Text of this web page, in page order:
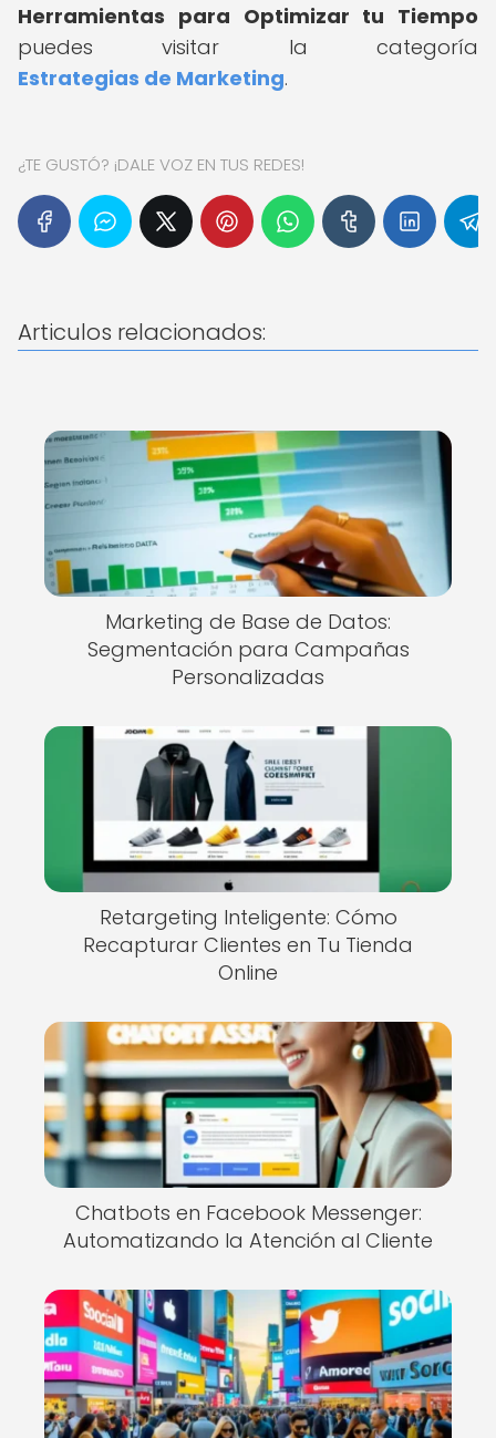
Herramientas para Optimizar tu Tiempo
puedes visitar la categoría
Estrategias de Marketing.
¿TE GUSTÓ? ¡DALE VOZ EN TUS REDES!
Articulos relacionados:
Marketing de Base de Datos:
Segmentación para Campañas
Personalizadas
Retargeting Inteligente: Cómo
Recapturar Clientes en Tu Tienda
Online
Chatbots en Facebook Messenger:
Automatizando la Atención al Cliente